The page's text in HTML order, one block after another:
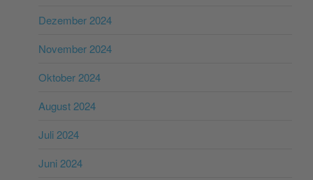
Dezember 2024
November 2024
Oktober 2024
August 2024
Juli 2024
Juni 2024